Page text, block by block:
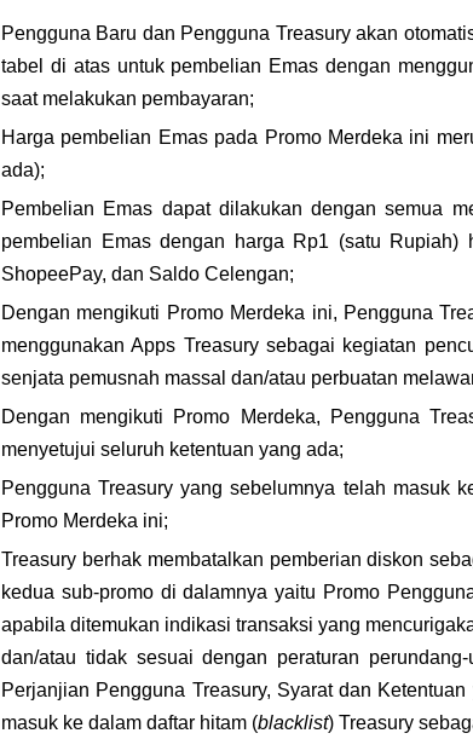
Pengguna Baru dan Pengguna Treasury akan
tabel di atas untuk pembelian Emas dengan
saat melakukan pembayaran;
Harga pembelian Emas pada Promo Merdeka ini
ada);
Pembelian Emas dapat dilakukan dengan semua
pembelian Emas dengan harga Rp1 (satu Rupiah)
ShopeePay, dan Saldo Celengan;
Dengan mengikuti Promo Merdeka ini, Pengguna
menggunakan Apps Treasury sebagai kegiatan
senjata pemusnah massal dan/atau perbuatan
Dengan mengikuti Promo Merdeka, Pengguna
menyetujui seluruh ketentuan yang ada;
Pengguna Treasury yang sebelumnya telah masuk
Promo Merdeka ini;
Treasury berhak membatalkan pemberian diskon
kedua sub-promo di dalamnya yaitu Promo
apabila ditemukan indikasi transaksi yang
dan/atau tidak sesuai dengan peraturan
Perjanjian Pengguna Treasury, Syarat dan
masuk ke dalam daftar hitam (blacklist) Treasury